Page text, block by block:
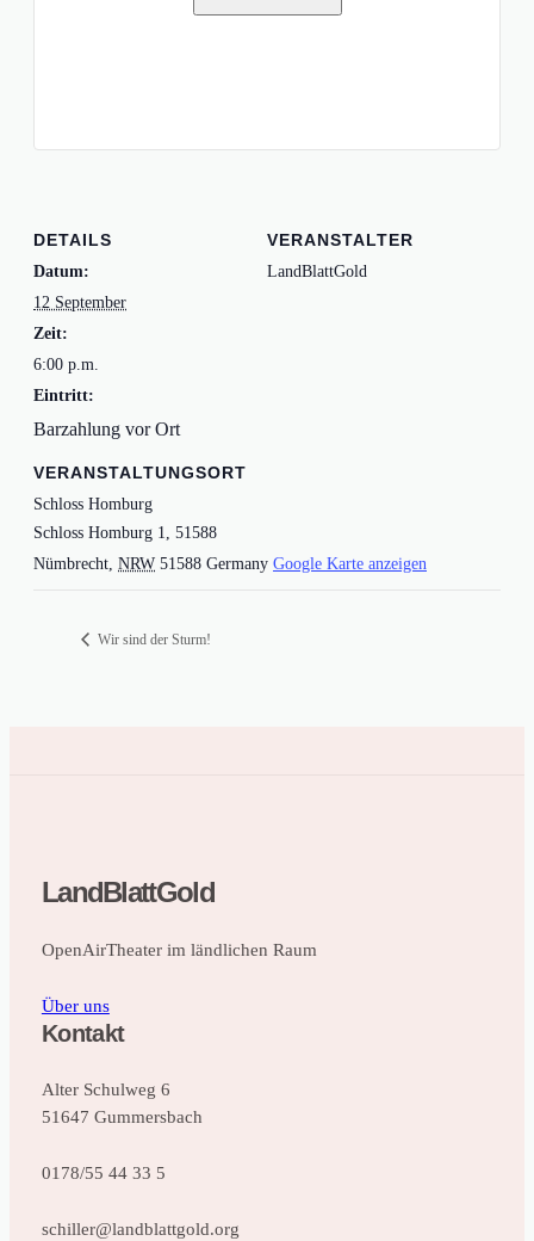
DETAILS
Datum:
12 September
Zeit:
6:00 p.m.
Eintritt:
VERANSTALTUNGSORT
Schloss Homburg
Schloss Homburg 1, 51588
Nümbrecht NRW 51588 Germany Google Karte anzeigen
VERANSTALTER
LandBlattGold
Wir sind der Sturm!
LandBlattGold
OpenAirTheater im ländlichen Raum
Über uns
Kontakt
Alter Schulweg 6
51647 Gummersbach
0178/55 44 33 5
schiller@landblattgold.org